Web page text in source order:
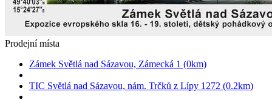
Prodejní místa
Zámek Světlá nad Sázavou, Zámecká 1 (0km)
TIC Světlá nad Sázavou, nám. Trčků z Lípy 1272 (0.2km)